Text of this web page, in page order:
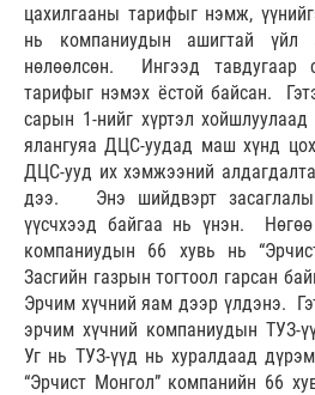
цахилгааны тарифыг нэмж,
нь компаниудын ашигтай үйл
нөлөөлсөн. Ингээд тавдугаар
тарифыг нэмэх ёстой байсан.
сарын 1-нийг хүртэл
ялангуяа ДЦС-уудад маш хүнд
ДЦС-ууд их хэмжээний
дээ. Энэ шийдвэрт
үүсчхээд байгаа нь үнэн.
компаниудын 66 хувь нь
Засгийн газрын тогтоол гарсан
Эрчим хүчний яам дээр үлдэнэ.
эрчим хүчний компаниудын ТУЗ-
Уг нь ТУЗ-үүд нь хуралдаад
“Эрчист Монгол” компанийн 66